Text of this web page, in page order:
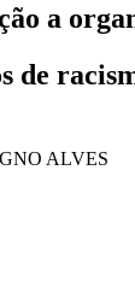
a
de